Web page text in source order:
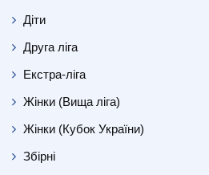
Діти
Друга ліга
Екстра-ліга
Жінки (Вища ліга)
Жінки (Кубок України)
Збірні